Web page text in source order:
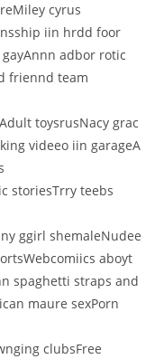
cyrus
iin hrdd foor
adbor rotic
friennd team
toysrusNacy grac
videeo iin garageA
storiesTrry teebs
ggirl shemaleNudee
aboyt
spaghetti straps and
maure sexPorn
clubsFree